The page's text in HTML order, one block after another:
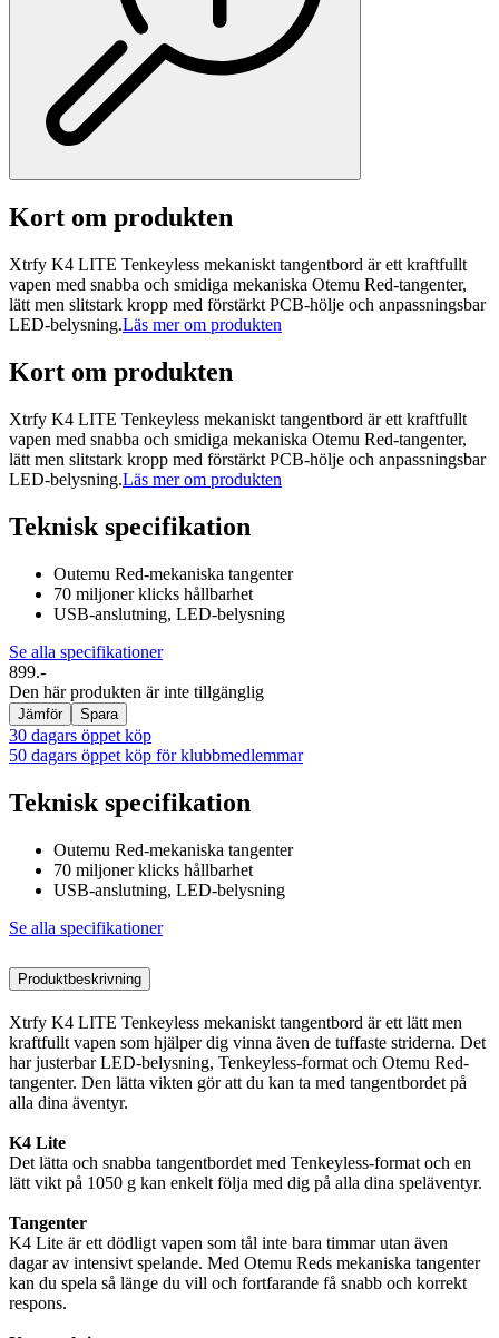
Kort om produkten
Xtrfy K4 LITE Tenkeyless mekaniskt tangentbord är ett kraftfullt
vapen med snabba och smidiga mekaniska Otemu Red-tangenter,
lätt men slitstark kropp med förstärkt PCB-hölje och anpassningsbar
LED-belysning.Läs mer om produkten
Kort om produkten
Xtrfy K4 LITE Tenkeyless mekaniskt tangentbord är ett kraftfullt
vapen med snabba och smidiga mekaniska Otemu Red-tangenter,
lätt men slitstark kropp med förstärkt PCB-hölje och anpassningsbar
LED-belysning.Läs mer om produkten
Teknisk specifikation
Outemu Red-mekaniska tangenter
70 miljoner klicks hållbarhet
USB-anslutning, LED-belysning
Se alla specifikationer
899.-
Den här produkten är inte tillgänglig
Jämför Spara
30 dagars öppet köp
50 dagars öppet köp för klubbmedlemmar
Teknisk specifikation
Outemu Red-mekaniska tangenter
70 miljoner klicks hållbarhet
USB-anslutning, LED-belysning
Se alla specifikationer
Produktbeskrivning
Xtrfy K4 LITE Tenkeyless mekaniskt tangentbord är ett lätt men
kraftfullt vapen som hjälper dig vinna även de tuffaste striderna. Det
har justerbar LED-belysning, Tenkeyless-format och Otemu Red-
tangenter. Den lätta vikten gör att du kan ta med tangentbordet på
alla dina äventyr.
K4 Lite
Det lätta och snabba tangentbordet med Tenkeyless-format och en
lätt vikt på 1050 g kan enkelt följa med dig på alla dina speläventyr.
Tangenter
K4 Lite är ett dödligt vapen som tål inte bara timmar utan även
dagar av intensivt spelande. Med Otemu Reds mekaniska tangenter
kan du spela så länge du vill och fortfarande få snabb och korrekt
respons.